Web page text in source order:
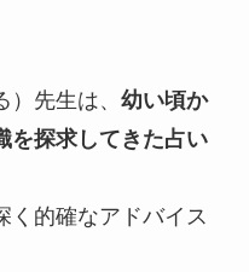
先生は、 幼い頃か
を探求してきた占い
く的確なアドバイス